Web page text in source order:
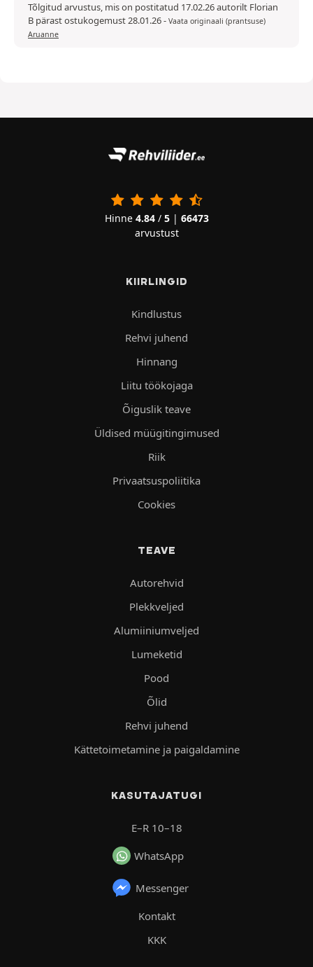
Tõlgitud arvustus, mis on postitatud 17.02.26 autorilt Florian
B pärast ostukogemust 28.01.26- Vaata originaali (prantsuse)
Aruanne
Hinne 4.84/ 5| 66473
arvustust
KIIRLINGID
Kindlustus
Rehvi juhend
Hinnang
Liitu töökojaga
Õiguslik teave
Üldised müügitingimused
Riik
Privaatsuspoliitika
Cookies
TEAVE
Autorehvid
Plekkveljed
Alumiiniumveljed
Lumeketid
Pood
Õlid
Rehvi juhend
Kättetoimetamine ja paigaldamine
KASUTAJATUGI
E–R 10–18
WhatsApp
Messenger
Kontakt
KKK